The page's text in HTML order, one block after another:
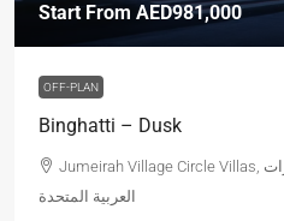
Start From AED981,000
OFF-PLAN
Binghatti – Dusk
Jumeirah Village Circle Villas, البرشاء جنوب 4, دبي, الإمارات
العربية المتحدة